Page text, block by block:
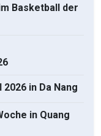
Basketball der
in Da Nang
in Quang